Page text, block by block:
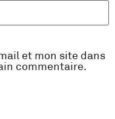
et mon site dans
commentaire.